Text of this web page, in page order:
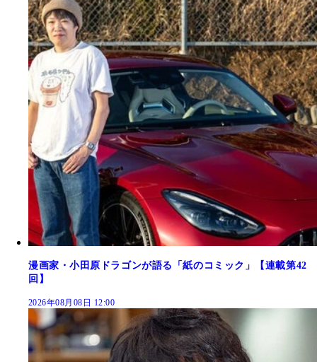
漫画家・小田原ドラゴンが語る「紙のコミック」【連載第42
回】
2026年08月08日 12:00